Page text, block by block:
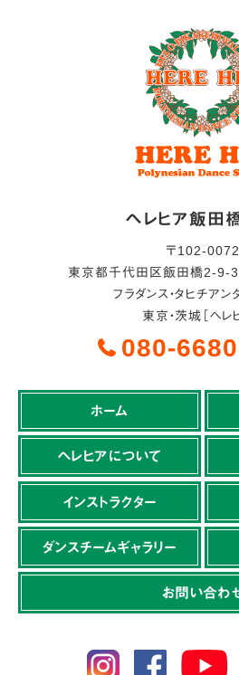
ヘレヒア飯田
〒102-0072
東京都千代田区飯田橋2-9-3
フラダンス・タヒチア
東京・茨城［ヘレヒ
080-
ホーム
ヘレヒアについて
インストラクター
ダンスチームギャラリー
お問い合わ